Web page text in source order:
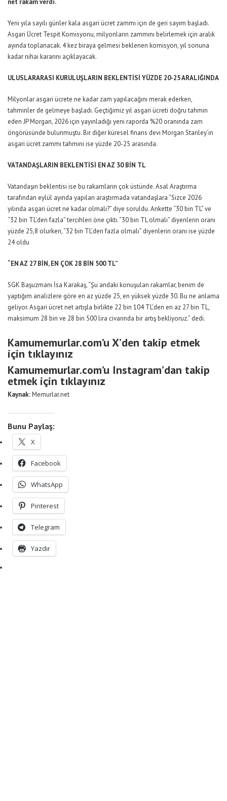
Yeni yıla sayılı günler kala asgari ücret zammı için de geri sayım başladı.
Asgari Ücret Tespit Komisyonu, milyonların zammını belirlemek için aralık
ayında toplanacak. 4 kez biraya gelmesi beklenen komisyon, yıl sonuna
kadar nihai kararını açıklayacak.
ULUSLARARASI KURULUŞLARIN BEKLENTİSİ YÜZDE 20-25 ARALIĞINDA
Milyonlar asgari ücrete ne kadar zam yapılacağını merak ederken,
tahminler de gelmeye başladı. Geçtiğimiz yıl asgari ücreti doğru tahmin
eden JP Morgan, 2026 için yayınladığı yeni raporda %20 oranında zam
öngörüsünde bulunmuştu. Bir diğer küresel finans devi Morgan Stanley’in
asgari ücret zammı tahmini ise yüzde 20-25 arasında.
VATANDAŞLARIN BEKLENTİSİ EN AZ 30 BİN TL
Vatandaşın beklentisi ise bu rakamların çok üstünde. Asal Araştırma
tarafından eylül ayında yapılan araştırmada vatandaşlara “Sizce 2026
yılında asgari ücret ne kadar olmalı?” diye soruldu. Ankette “30 bin TL” ve
“32 bin TL’den fazla” tercihleri öne çıktı. “30 bin TL olmalı” diyenlerin oranı
yüzde 25,8 olurken, “32 bin TL’den fazla olmalı” diyenlerin oranı ise yüzde
24 oldu
“EN AZ 27 BİN, EN ÇOK 28 BİN 500 TL”
SGK Başuzmanı İsa Karakaş, “Şu andaki konuşulan rakamlar, benim de
yaptığım analizlere göre en az yüzde 25, en yüksek yüzde 30. Bu ne anlama
geliyor. Asgari ücret net artışla birlikte 22 bin 104 TL’den en az 27 bin TL,
maksimum 28 bin ve 28 bin 500 lira civarında bir artış bekliyoruz.” dedi.
Kamumemurlar.com’u X’den takip etmek
için tıklayınız
Kamumemurlar.com’u Instagram’dan takip
etmek için tıklayınız
Kaynak:Memurlar.net
Bunu Paylaş:
X
Facebook
WhatsApp
Pinterest
Telegram
Yazdır